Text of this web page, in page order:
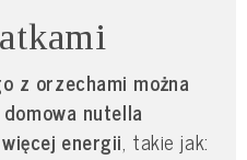
z orzechami można
nutella
energii, takie jak: